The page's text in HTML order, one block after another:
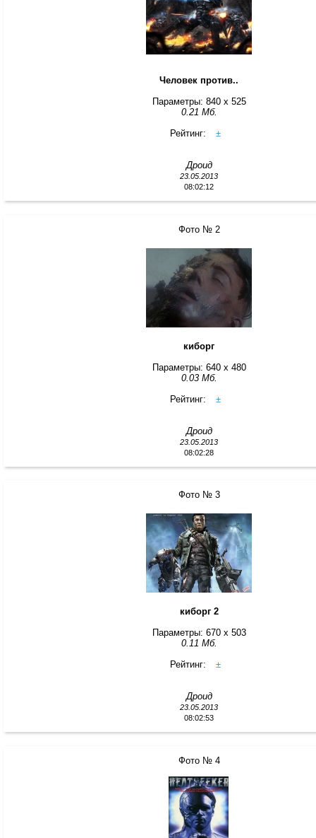
Человек против..
Параметры: 840 x 525
0.21 Мб.
Рейтинг:
±
Дроид
23.05.2013
08:02:12
Фото № 2
киборг
Параметры: 640 x 480
0.03 Мб.
Рейтинг:
±
Дроид
23.05.2013
08:02:28
Фото № 3
киборг 2
Параметры: 670 x 503
0.11 Мб.
Рейтинг:
±
Дроид
23.05.2013
08:02:53
Фото № 4